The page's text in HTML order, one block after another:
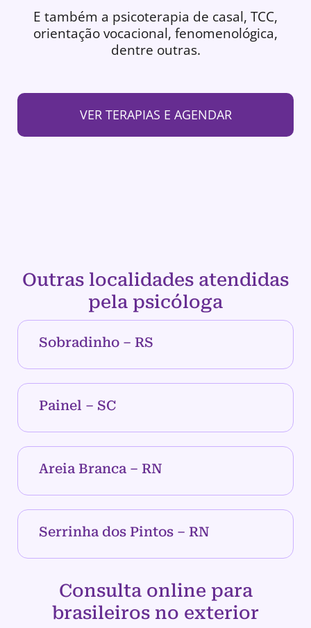
E também a psicoterapia de casal, TCC,
orientação vocacional, fenomenológica,
dentre outras.
VER TERAPIAS E AGENDAR
Outras localidades atendidas
pela psicóloga
Sobradinho – RS
Painel – SC
Areia Branca – RN
Serrinha dos Pintos – RN
Consulta online para
brasileiros no exterior